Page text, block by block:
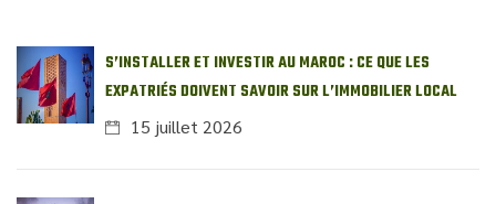
S’INSTALLER ET INVESTIR AU MAROC : CE QUE LES
EXPATRIÉS DOIVENT SAVOIR SUR L’IMMOBILIER LOCAL
15 juillet 2026